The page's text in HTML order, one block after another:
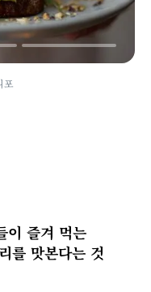
포
이 즐겨 먹는
를 맛본다는 것